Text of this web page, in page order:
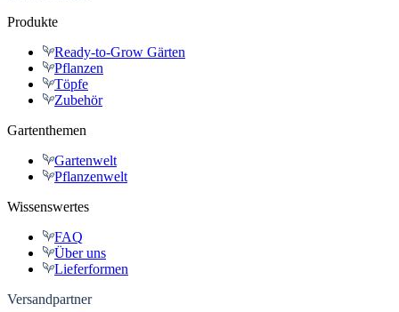
Produkte
Ready-to-Grow Gärten
Pflanzen
Töpfe
Zubehör
Gartenthemen
Gartenwelt
Pflanzenwelt
Wissenswertes
FAQ
Über uns
Lieferformen
Versandpartner